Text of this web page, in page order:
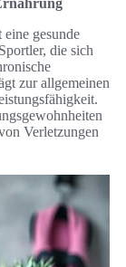
gesunde
die sich
zur allgemeinen
Verletzungen